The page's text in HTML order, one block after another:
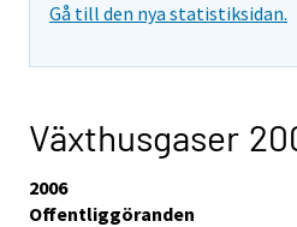
Gå till den nya statistiksidan.
Växthusgaser
2006
Offentliggöranden